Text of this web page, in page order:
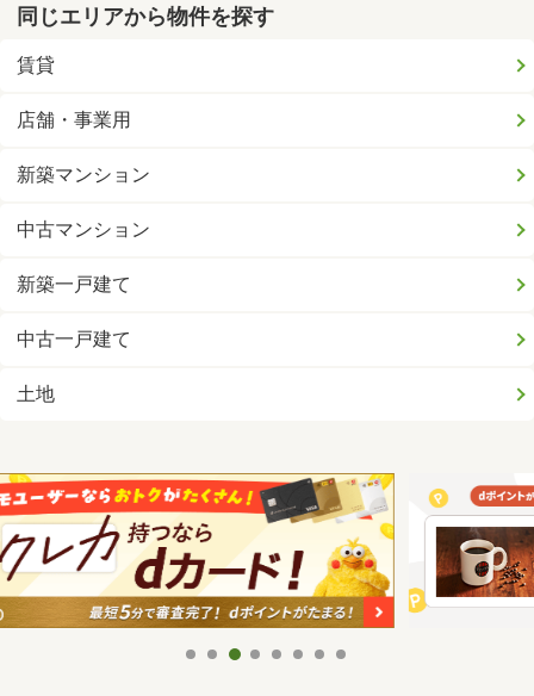
同じエリアから物件を探す
賃貸
店舗・事業用
新築マンション
中古マンション
新築一戸建て
中古一戸建て
土地